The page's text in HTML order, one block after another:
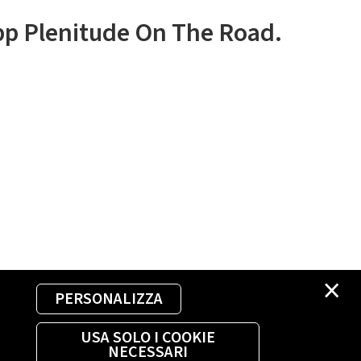
×
PERSONALIZZA
USA SOLO I COOKIE
NECESSARI
Plenitude On The Road.